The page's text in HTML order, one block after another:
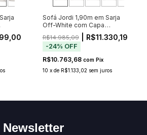
Sofá Jordi 1,90m em Sarja
Off-White com Capa
R$14.985,09| R$11.330,19
-24% OFF
R$10.763,68 com Pix
10 x de R$1.133,02 sem juros
Newsletter